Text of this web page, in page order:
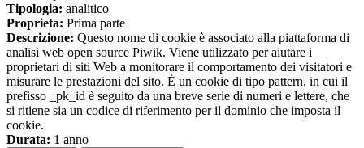
Tipologia: analitico
Proprieta: Prima parte
Descrizione: Questo nome di cookie è associato alla piattaforma di
analisi web open source Piwik. Viene utilizzato per aiutare i
proprietari di siti Web a monitorare il comportamento dei visitatori e
misurare le prestazioni del sito. È un cookie di tipo pattern, in cui il
prefisso _pk_id è seguito da una breve serie di numeri e lettere, che
si ritiene sia un codice di riferimento per il dominio che imposta il
cookie.
Durata: 1 anno